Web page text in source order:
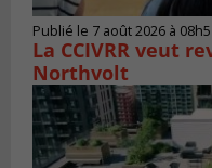
Publié le 7 août 2026 à
La CCIVRR veut
Northvolt